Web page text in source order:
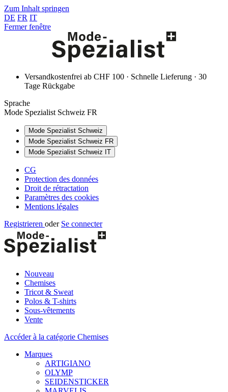
Zum Inhalt springen
DE FR IT
Fermer fenêtre
Versandkostenfrei ab CHF 100 · Schnelle Lieferung · 30
Tage Rückgabe
Sprache
Mode Spezialist Schweiz FR
Mode Spezialist Schweiz
Mode Spezialist Schweiz FR
Mode Spezialist Schweiz IT
CG
Protection des données
Droit de rétractation
Paramètres des cookies
Mentions légales
Registrieren oder Se connecter
Nouveau
Chemises
Tricot & Sweat
Polos & T-shirts
Sous-vêtements
Vente
Accéder à la catégorie Chemises
Marques
ARTIGIANO
OLYMP
SEIDENSTICKER